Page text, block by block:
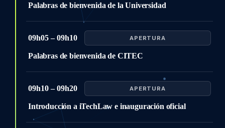
Palabras de bienvenida de la Universidad
09h05 – 09h10 APERTURA
Palabras de bienvenida de CITEC
09h10 – 09h20 APERTURA
Introducción a iTechLaw e inauguración oficial